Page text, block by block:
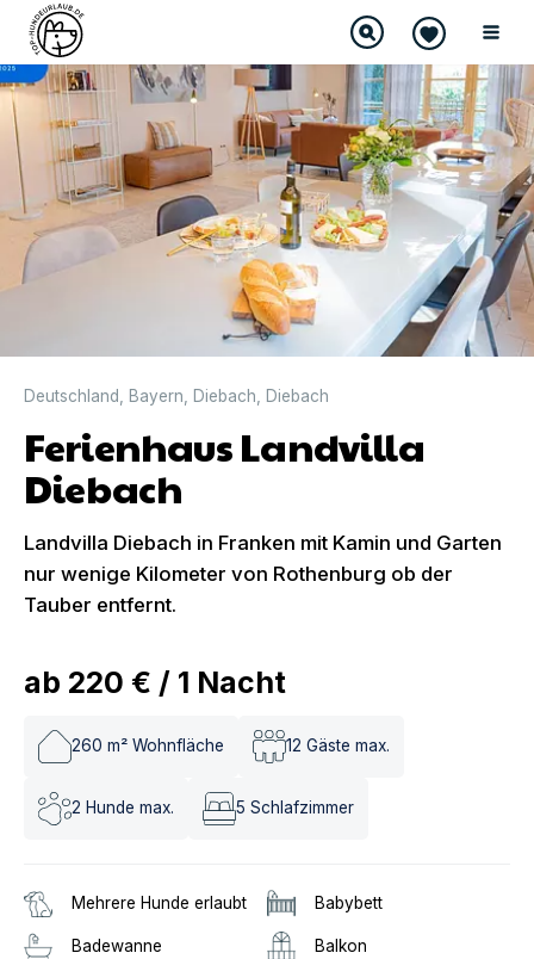
DIREKT BUCHBAR
Deutschland Bayern Diebach Diebach
Ferienhaus Landvilla
Diebach
Landvilla Diebach in Franken mit Kamin und Garten
nur wenige Kilometer von Rothenburg ob der
Tauber entfernt.
ab 220 € / 1 Nacht
260 m² Wohnfläche 12 Gäste max.
2 Hunde max. 5 Schlafzimmer
Mehrere Hunde erlaubt Babybett
Badewanne Balkon